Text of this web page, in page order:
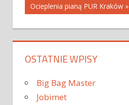
Ocieplenia pianą PUR Kraków »
OSTATNIE WPISY
Big Bag Master
Jobimet